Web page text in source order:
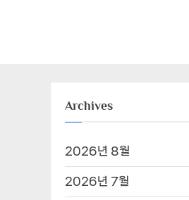
Archives
2026년 8월
2026년 7월